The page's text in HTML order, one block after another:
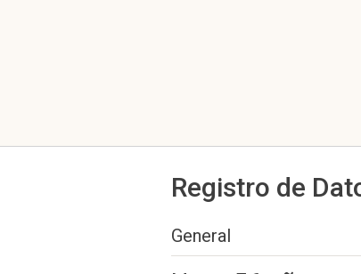
Registro de
General